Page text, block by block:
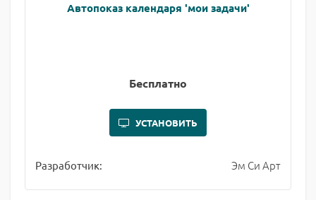
Автопоказ календаря 'мои задачи'
Бесплатно
УСТАНОВИТЬ
Разработчик: Эм Си Арт